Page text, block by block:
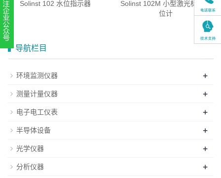
Solinst 102 水位指示器
Solinst 102M 小型激光标记水
位计
导航栏目
环境监测仪器 +
测量计量仪器 +
电子电工仪表 +
半导体设备 +
光学仪器 +
分析仪器 +
扫一扫，关注官方账号
010-52867771